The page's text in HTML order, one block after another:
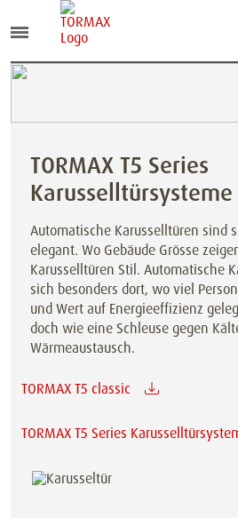
TORMAX T5 Series
Karusselltürsysteme
Automatische Karusselltüren sind
elegant. Wo Gebäude Grösse
Karusselltüren Stil. Automatische
sich besonders dort, wo viel
und Wert auf Energieeffizienz
doch wie eine Schleuse gegen
Wärmeaustausch.
TORMAX T5 classic
TORMAX T5 Series